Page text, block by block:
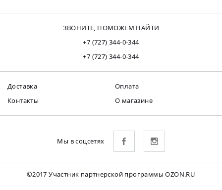
ЗВОНИТЕ, ПОМОЖЕМ НАЙТИ
+7 (727) 344-0-344
+7 (727) 344-0-344
Доставка
Оплата
Контакты
О магазине
Мы в соцсетях
©2017 Участник партнерской программы OZON.RU